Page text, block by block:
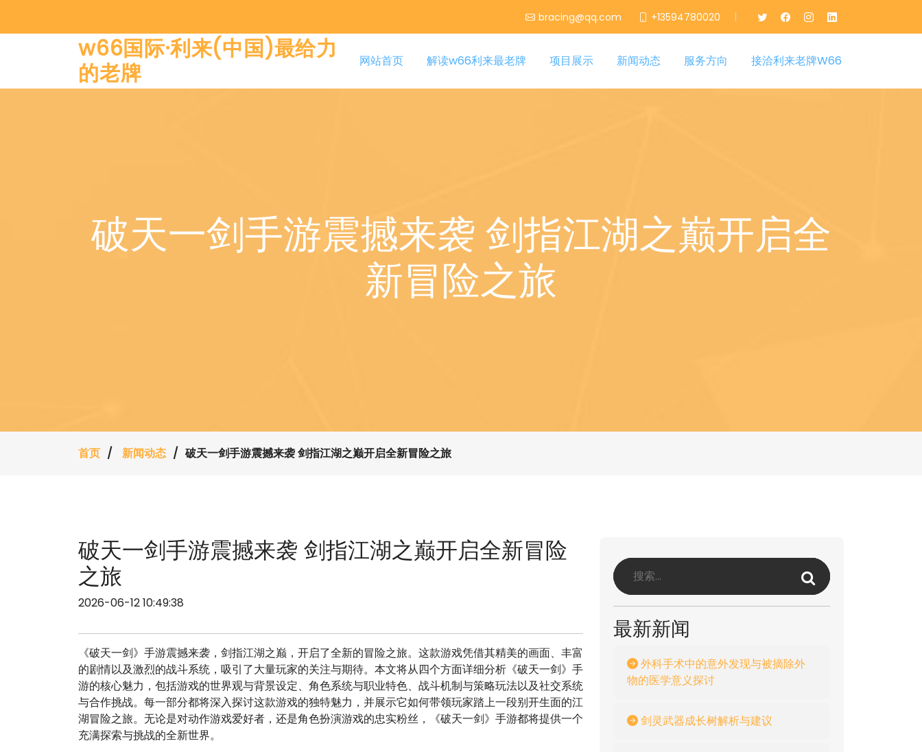
bracing@qq.com +13594780020 |
w66国际·利来(中国)最给力
的老牌
网站首页 解读w66利来最老牌 项目展示 新闻动态 服务方向 接洽利来老牌W66
破天一剑手游震撼来袭 剑指江湖之巅开启全
新冒险之旅
首页 新闻动态 破天一剑手游震撼来袭 剑指江湖之巅开启全新冒险之旅
破天一剑手游震撼来袭 剑指江湖之巅开启全新冒险
之旅
2026-06-12 10:49:38
《破天一剑》手游震撼来袭，剑指江湖之巅，开启了全新的冒险之旅。这款游戏凭借其精美的画面、丰富
的剧情以及激烈的战斗系统，吸引了大量玩家的关注与期待。本文将从四个方面详细分析《破天一剑》手
游的核心魅力，包括游戏的世界观与背景设定、角色系统与职业特色、战斗机制与策略玩法以及社交系统
与合作挑战。每一部分都将深入探讨这款游戏的独特魅力，并展示它如何带领玩家踏上一段别开生面的江
湖冒险之旅。无论是对动作游戏爱好者，还是角色扮演游戏的忠实粉丝，《破天一剑》手游都将提供一个
充满探索与挑战的全新世界。
最新新闻
外科手术中的意外发现与被摘除外
物的医学意义探讨
剑灵武器成长树解析与建议